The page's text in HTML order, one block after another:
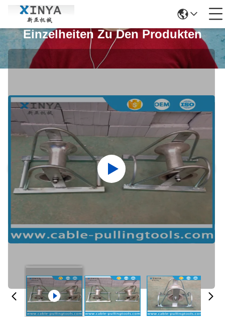
Einzelheiten Zu Den Produkten